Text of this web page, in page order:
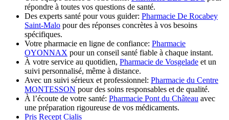
répondre à toutes vos questions de santé.
Des experts santé pour vous guider: Pharmacie De Rocabey
Saint-Malo pour des réponses concrètes à vos besoins
spécifiques.
Votre pharmacie en ligne de confiance: Pharmacie
OYONNAX pour un conseil santé fiable à chaque instant.
À votre service au quotidien, Pharmacie de Vosgelade et un
suivi personnalisé, même à distance.
Avec un suivi sérieux et professionnel: Pharmacie du Centre
MONTESSON pour des soins responsables et de qualité.
À l’écoute de votre santé: Pharmacie Pont du Château avec
une préparation rigoureuse de vos médicaments.
Pris Recept Cialis